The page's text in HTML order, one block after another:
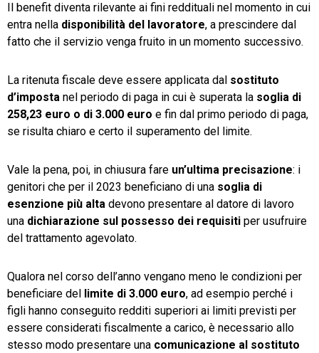
Il benefit diventa rilevante ai fini reddituali nel momento in cui
entra nella disponibilità del lavoratore, a prescindere dal
fatto che il servizio venga fruito in un momento successivo.
La ritenuta fiscale deve essere applicata dal sostituto
d’imposta nel periodo di paga in cui è superata la soglia di
258,23 euro o di 3.000 euro e fin dal primo periodo di paga,
se risulta chiaro e certo il superamento del limite.
Vale la pena, poi, in chiusura fare un’ultima precisazione: i
genitori che per il 2023 beneficiano di una soglia di
esenzione più alta devono presentare al datore di lavoro
una dichiarazione sul possesso dei requisiti per usufruire
del trattamento agevolato.
Qualora nel corso dell’anno vengano meno le condizioni per
beneficiare del
limite di 3.000 euro, ad esempio perché i
figli hanno conseguito redditi superiori ai limiti previsti per
essere considerati fiscalmente a carico, è necessario allo
stesso modo presentare una comunicazione al sostituto